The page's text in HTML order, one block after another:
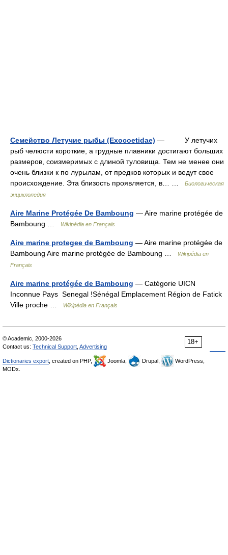
Семейство Летучие рыбы (Exocoetidae) — У летучих
рыб челюсти короткие, а грудные плавники достигают больших
размеров, соизмеримых с длиной туловища. Тем не менее они
очень близки к по лурылам, от предков которых и ведут свое
происхождение. Эта близость проявляется, в… …
Биологическая
энциклопедия
Aire Marine Protégée De Bamboung — Aire marine protégée de
Bamboung …
Wikipédia en Français
Aire marine protegee de Bamboung — Aire marine protégée de
Bamboung Aire marine protégée de Bamboung …
Wikipédia en
Français
Aire marine protégée de Bamboung — Catégorie UICN
Inconnue Pays Senegal !Sénégal Emplacement Région de Fatick
Ville proche …
Wikipédia en Français
18+
© Academic, 2000-2026
Contact us: Technical Support Advertising
Dictionaries export , created on PHP, Joomla, Drupal,
WordPress,
MODx.